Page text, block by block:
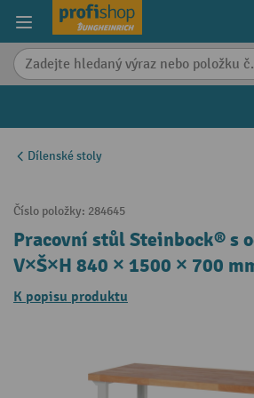
content
Dílenské stoly
Číslo položky: 284645
Pracovní stůl Steinbock® s
V×Š×H 840 × 1500 × 700
K popisu produktu